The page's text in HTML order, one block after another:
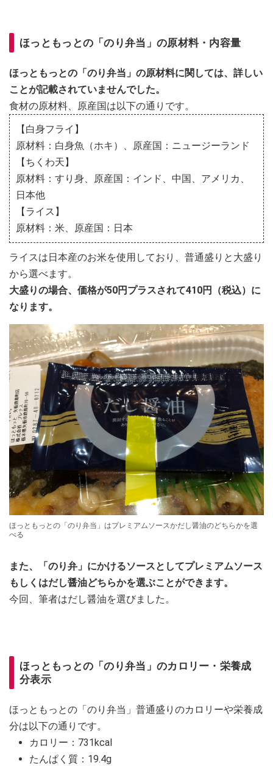
ほっともっとの「のり弁当」の原材料・内容量
ほっともっとの「のり弁当」の原材料に関しては、詳しい
ことが記載されていませんでした。
食材の原材料、原産国は以下の通りです。
【白身フライ】
原材料：白身魚（ホキ）、原産国：ニュージーランド
【ちくわ天】
原材料：すり身、原産国：インド、中国、アメリカ、
日本他
【ライス】
原材料：米、原産国：日本
ライスは日本産のお米を使用しており、普通盛りと大盛り
から選べます。
大盛りの場合、価格が50円プラスされて410円（税込）に
なります。
ほっともっとの「のり弁当」はプレミアムソースかだし醤油のどちらかを選
べる
また、「のり弁」にかけるソースとしてプレミアムソース
もしくはだし醤油どちらかを選ぶことができます。
今回、筆者はだし醤油を選びました。
ほっともっとの「のり弁当」のカロリー・栄養成
分表示
ほっともっとの「のり弁当」普通盛りのカロリーや栄養成
分は以下の通りです。
カロリー：731kcal
たんぱく質：19.4g